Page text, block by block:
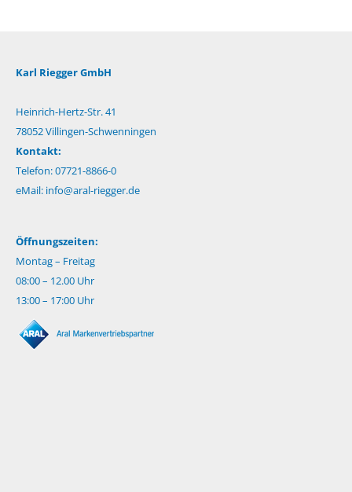
Karl Riegger GmbH
Heinrich-Hertz-Str. 41
78052 Villingen-Schwenningen
Kontakt:
Telefon: 07721-8866-0
eMail: info@aral-riegger.de
Öffnungszeiten:
Montag – Freitag
08:00 – 12.00 Uhr
13:00 – 17:00 Uhr